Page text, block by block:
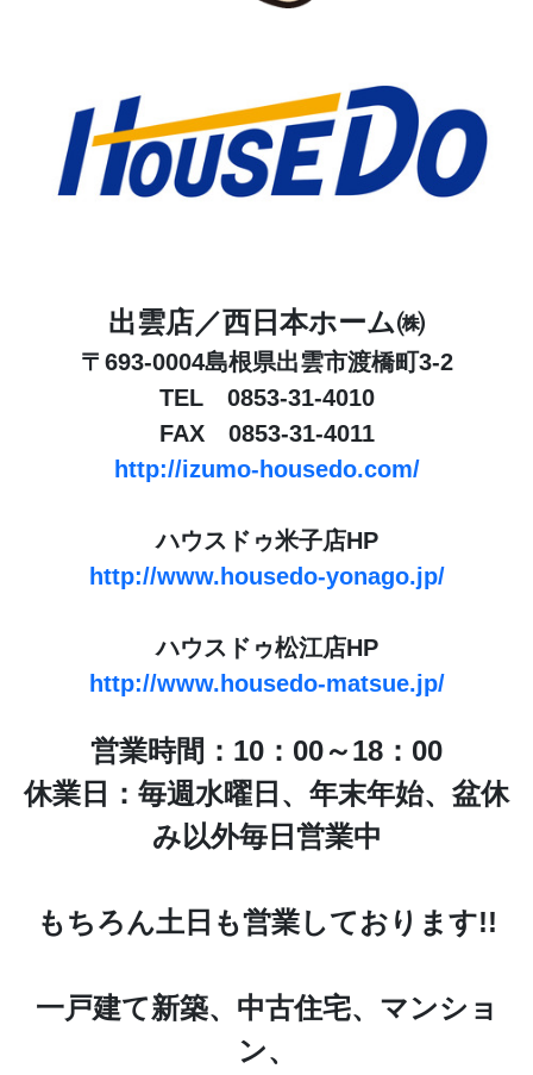
出雲店／西日本ホーム㈱
〒693-0004島根県出雲市渡橋町3-2
TEL 0853-31-4010
FAX 0853-31-4011
http://izumo-housedo.com/
ハウスドゥ米子店HP
http://www.housedo-yonago.jp/
ハウスドゥ松江店HP
http://www.housedo-matsue.jp/
営業時間：10：00～18：00
休業日：毎週水曜日、年末年始、盆休
み以外毎日営業中
もちろん土日も営業しております!!
一戸建て新築、中古住宅、マンショ
ン、